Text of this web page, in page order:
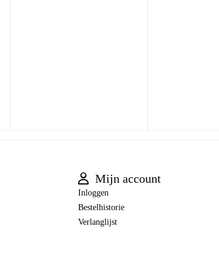
Mijn account
Inloggen
Bestelhistorie
Verlanglijst